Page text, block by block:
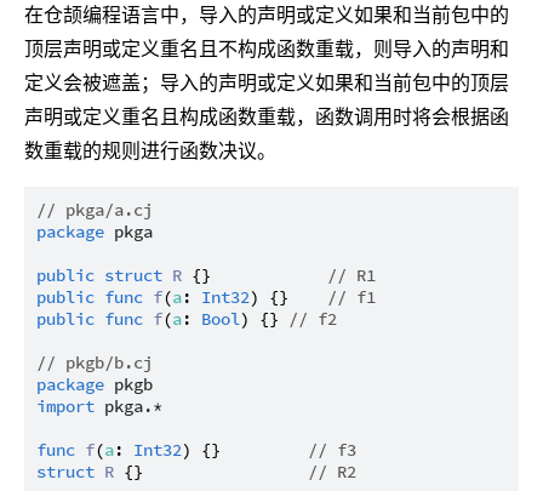
在仓颉编程语言中，导入的声明或定义如果和当前包中的
顶层声明或定义重名且不构成函数重载，则导入的声明和
定义会被遮盖；导入的声明或定义如果和当前包中的顶层
声明或定义重名且构成函数重载，函数调用时将会根据函
数重载的规则进行函数决议。
// pkga/a.cj
package pkga
public struct R {}
// R1
public func f(a: Int32) {}
// f1
public func f(a: Bool) {}
// f2
// pkgb/b.cj
package pkgb
import pkga.*
func f(a: Int32) {}
// f3
struct R {}
// R2